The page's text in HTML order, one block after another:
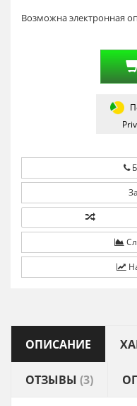
Возможна электронная
ОПИСАНИЕ
ОТЗЫВЫ (3)